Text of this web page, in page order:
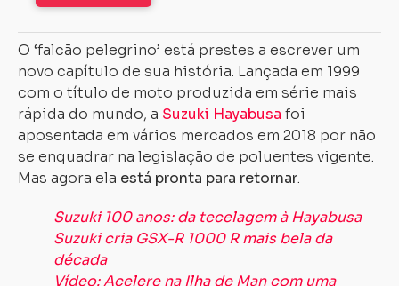
O ‘falcão pelegrino’ está prestes a escrever um
novo capítulo de sua história. Lançada em 1999
com o título de moto produzida em série mais
rápida do mundo, a Suzuki Hayabusa foi
aposentada em vários mercados em 2018 por não
se enquadrar na legislação de poluentes vigente.
Mas agora ela está pronta para retornar.
Suzuki 100 anos: da tecelagem à Hayabusa
Suzuki cria GSX-R 1000 R mais bela da
década
Vídeo: Acelere na Ilha de Man com uma